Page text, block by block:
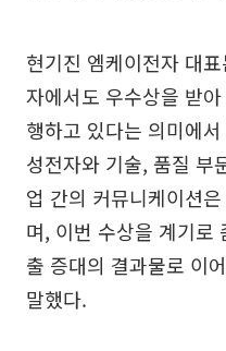
현기진 엠케이전자 대
자에서도 우수상을 받
행하고 있다는 의미에
성전자와 기술, 품질 부
업 간의 커뮤니케이션
며, 이번 수상을 계기로
출 증대의 결과물로 이
말했다.